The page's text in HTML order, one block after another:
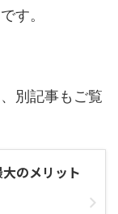
す。
別記事もご覧
のメリット